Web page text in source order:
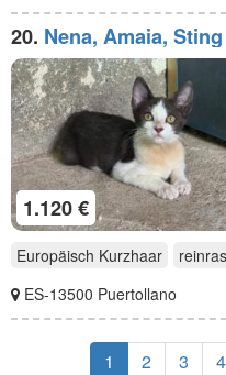
20. Nena, Amaia,
1.120 €
Europäisch Kurzhaar
ES-13500 Puertollano
1 2 3 4